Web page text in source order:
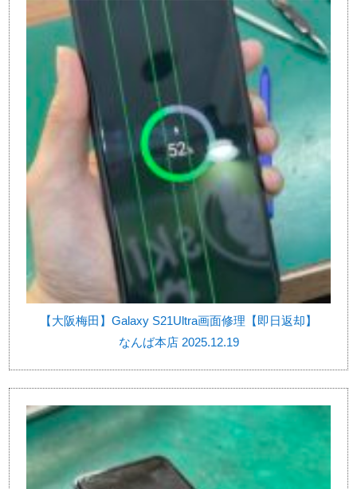
【大阪梅田】Galaxy S21Ultra画面修理【即日返却】
なんば本店 2025.12.19